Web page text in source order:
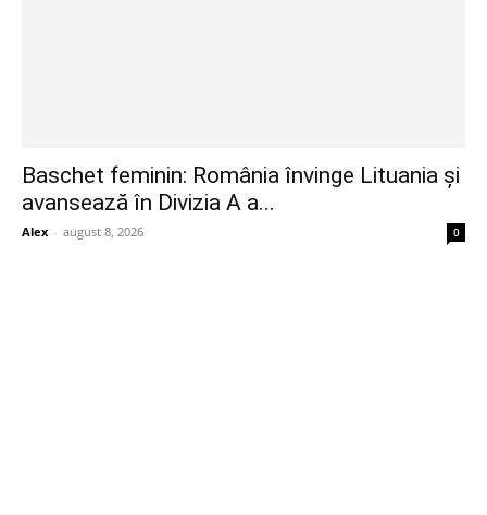
Baschet feminin: România învinge Lituania și
avansează în Divizia A a...
Alex - august 8, 2026 0